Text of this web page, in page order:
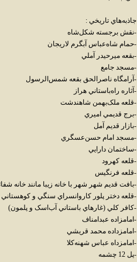
جاذبه‌هاي تاريخي :
-نقش برجسته شکل‌شاه
-حمام شاه‌عباس آبگرم لاريجان
-بقعه ميرحيدر آملي
-مسجد جامع
-آرامگاه ناصرالحق بقعه شمس‌الرسول
-آثاره راه‌باستاني هراز
-قلعه ملک‌بهمن شاهندشت
-برج قديمي اميري
-بازار قديم آمل
-مسجد امام حسن‌عسگري
-ساختمان دارايي
-قلعه کهرود
-قلعه فرنگيس
-بافت قديم شهر شهر با خانه زيبا مانند خانه
-قلعه دختر پلور کاروانسراي سنگي و کوهستاني
-کافر کلي (غارهاي باستاني آب‌اسک و پلمون)
-امامزاده عبدامناف
-امامزداده محمد قريشي
-امامزداه عباس شهنه‌کلا
-پل 12 چشمه